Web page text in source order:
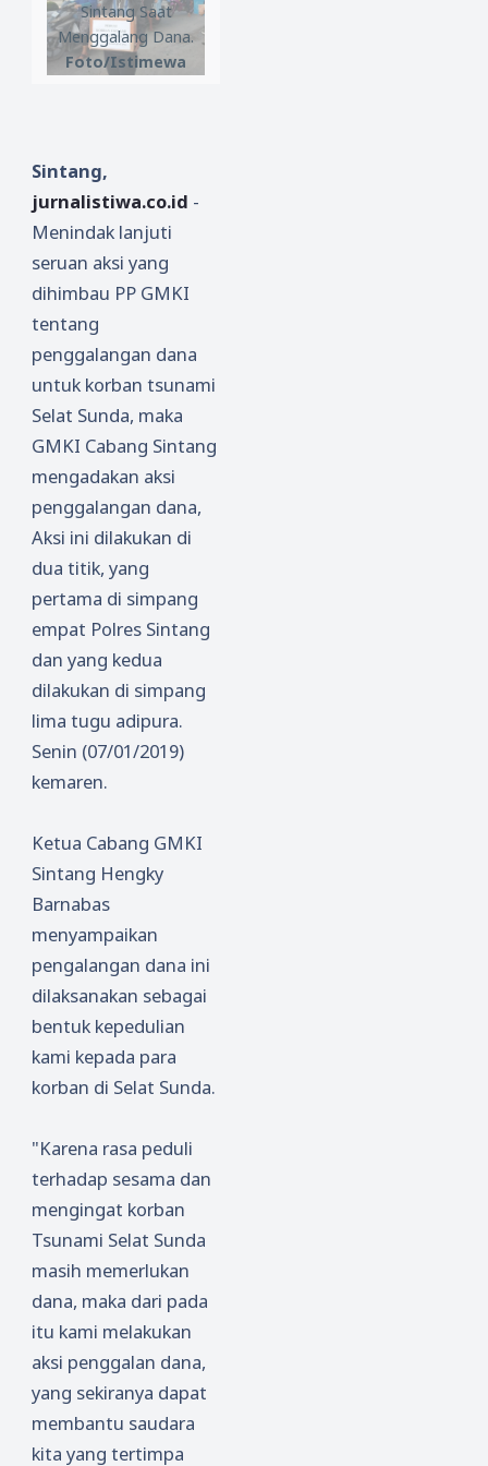
Sintang Saat
Menggalang Dana.
Foto/Istimewa
Sintang,
jurnalistiwa.co.id -
Menindak lanjuti
seruan aksi yang
dihimbau PP GMKI
tentang
penggalangan dana
untuk korban tsunami
Selat Sunda, maka
GMKI Cabang Sintang
mengadakan aksi
penggalangan dana,
Aksi ini dilakukan di
dua titik, yang
pertama di simpang
empat Polres Sintang
dan yang kedua
dilakukan di simpang
lima tugu adipura.
Senin (07/01/2019)
kemaren.
Ketua Cabang GMKI
Sintang Hengky
Barnabas
menyampaikan
pengalangan dana ini
dilaksanakan sebagai
bentuk kepedulian
kami kepada para
korban di Selat Sunda.
"Karena rasa peduli
terhadap sesama dan
mengingat korban
Tsunami Selat Sunda
masih memerlukan
dana, maka dari pada
itu kami melakukan
aksi penggalan dana,
yang sekiranya dapat
membantu saudara
kita yang tertimpa